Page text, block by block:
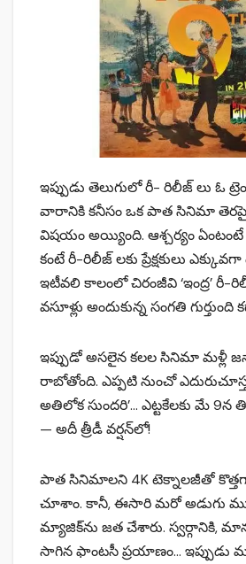
ఇప్పుడు తెలుగులో రీ- రిలీజ్ లు
వారానికి కనీసం ఒక పాత సినిమా
విషయం అయ్యింది. ఆశ్చర్యం
కంటే రీ-రిలీజ్ లకు ప్రేక్షకులు
ఇటీవలి కాలంలో చిరంజీవి ‘ఇంద్ర’
వసూళ్లు అందుకున్న సంగతి గుర్తుంది
ఇప్పుడో అసలైన కలల సినిమా మళ్లీ
రాబోతోంది. ఎప్పటి నుంచో
అతిలోక సుందరి’… ఎట్టకేలకు మే 9న
— అదీ త్రీడీ వర్షన్‌లో!
పాత సినిమాలని 4K టెక్నాలజీతో
చూశాం. కానీ, ఈసారి మరో అడుగు
మ్యాజిక్‌ను జత చేశారు. స్వర్గానికి,
సాగిన ఫాంటసీ ప్రయాణం… ఇప్పుడు